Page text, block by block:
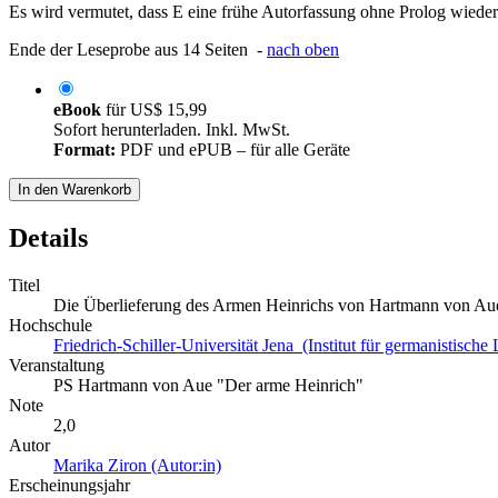
Es wird vermutet, dass E eine frühe Autorfassung ohne Prolog
Ende der Leseprobe aus 14 Seiten - nach oben
eBook fürUS$ 15,99
Sofort herunterladen. Inkl. MwSt.
Format: PDF und ePUB – für alle Geräte
In den Warenkorb
Details
Titel
Die Überlieferung des Armen Heinrichs von Hartmann von
Hochschule
Friedrich-Schiller-Universität Jena (Institut für germanistische
Veranstaltung
PS Hartmann von Aue "Der arme Heinrich"
Note
2,0
Autor
Marika Ziron (Autor:in)
Erscheinungsjahr